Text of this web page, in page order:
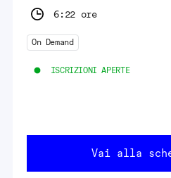
6:22 ore
On Demand
ISCRIZIONI APERTE
Vai alla